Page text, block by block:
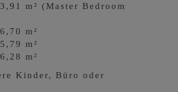
m² (Master Bedroom
m²
m²
m²
Kinder, Büro oder